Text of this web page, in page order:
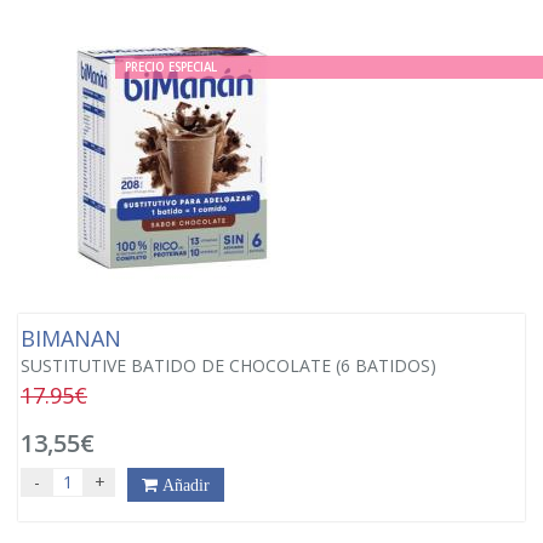
PRECIO ESPECIAL
BIMANAN
SUSTITUTIVE BATIDO DE CHOCOLATE (6 BATIDOS)
17.95€
13,55€
- + Añadir